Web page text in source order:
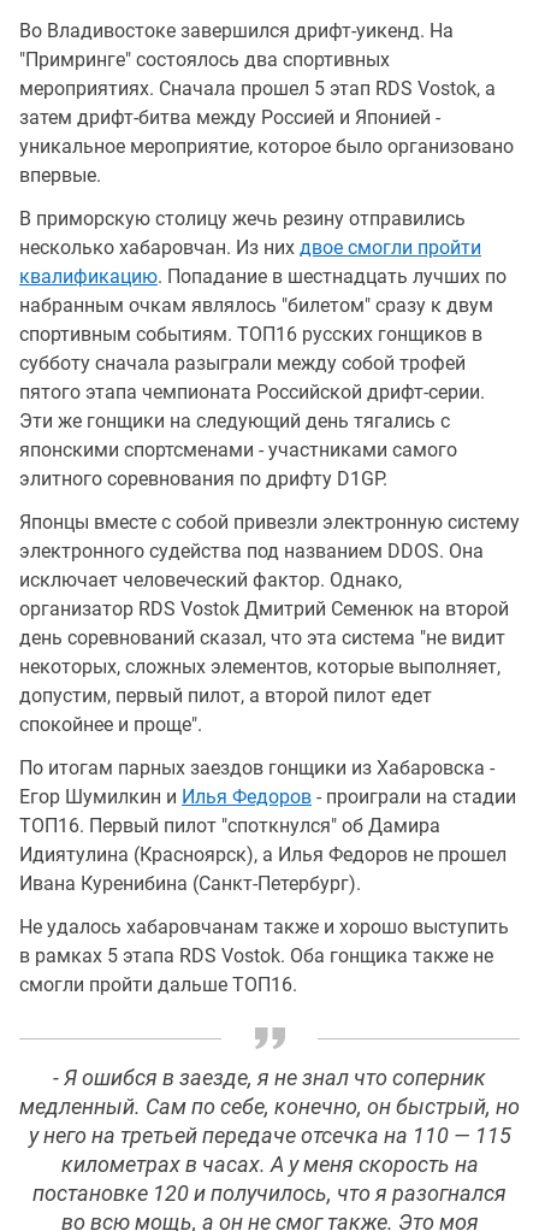
Во Владивостоке завершился дрифт-уикенд. На
"Примринге" состоялось два спортивных
мероприятиях. Сначала прошел 5 этап RDS Vostok, а
затем дрифт-битва между Россией и Японией -
уникальное мероприятие, которое было организовано
впервые.
В приморскую столицу жечь резину отправились
несколько хабаровчан. Из них двое смогли пройти
квалификацию. Попадание в шестнадцать лучших по
набранным очкам являлось "билетом" сразу к двум
спортивным событиям. ТОП16 русских гонщиков в
субботу сначала разыграли между собой трофей
пятого этапа чемпионата Российской дрифт-серии.
Эти же гонщики на следующий день тягались с
японскими спортсменами - участниками самого
элитного соревнования по дрифту D1GP.
Японцы вместе с собой привезли электронную систему
электронного судейства под названием DDOS. Она
исключает человеческий фактор. Однако,
организатор RDS Vostok Дмитрий Семенюк на второй
день соревнований сказал, что эта система "не видит
некоторых, сложных элементов, которые выполняет,
допустим, первый пилот, а второй пилот едет
спокойнее и проще".
По итогам парных заездов гонщики из Хабаровска -
Егор Шумилкин и Илья Федоров - проиграли на стадии
ТОП16. Первый пилот "споткнулся" об Дамира
Идиятулина (Красноярск), а Илья Федоров не прошел
Ивана Куренибина (Санкт-Петербург).
Не удалось хабаровчанам также и хорошо выступить
в рамках 5 этапа RDS Vostok. Оба гонщика также не
смогли пройти дальше ТОП16.
- Я ошибся в заезде, я не знал что соперник
медленный. Сам по себе, конечно, он быстрый, но
у него на третьей передаче отсечка на 110 — 115
километрах в часах. А у меня скорость на
постановке 120 и получилось, что я разогнался
во всю мощь, а он не смог также. Это моя